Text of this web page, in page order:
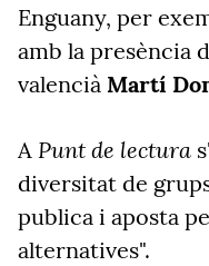
Enguany, per
amb la presència
valencià Martí
A Punt de lectura
diversitat de
publica i aposta
alternatives".